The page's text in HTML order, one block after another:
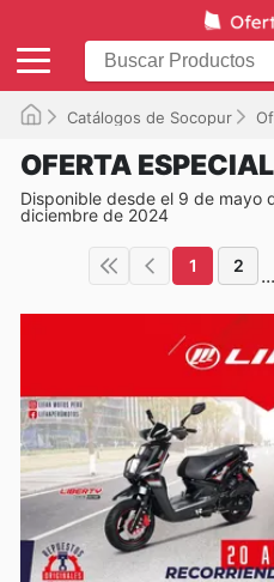
Catálogos de Socopur
OFERTA
Disponible desde el 9 de mayo
diciembre de 2024
1 2 ...